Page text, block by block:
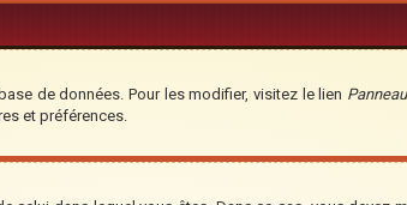
de données. Pour les modifier, visitez le lien
et préférences.